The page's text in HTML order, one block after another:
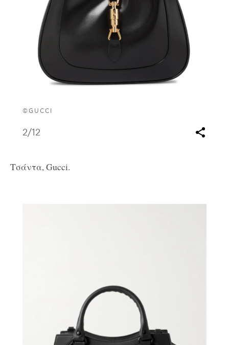
©GUCCI
2/12
Τσάντα, Gucci.